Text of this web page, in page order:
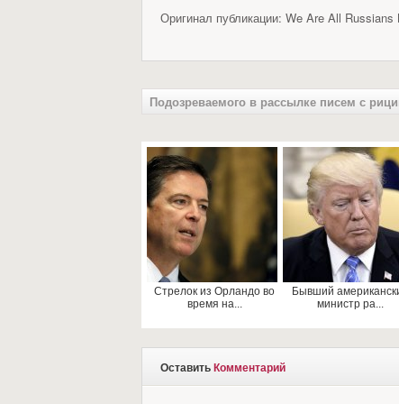
Оригинал публикации: We Are All Russians
Подозреваемого в рассылке писем с
Стрелок из Орландо во
время на...
Бывший
министр ра...
ОставитьКомментарий